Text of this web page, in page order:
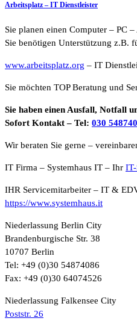
Arbeitsplatz – IT Dienstleister
Sie planen einen Computer – PC
Sie benötigen Unterstützung z.B.
www.arbeitsplatz.org – IT
Sie möchten TOP Beratung und
Sie haben einen Ausfall, Notfall
Sofort Kontakt – Tel: 030
Wir beraten Sie gerne –
IT Firma – Systemhaus IT – Ihr
IHR Servicemitarbeiter – IT &
https://www.systemhaus.it
Niederlassung Berlin City
Brandenburgische Str. 38
10707 Berlin
Tel: +49 (0)30 54874086
Fax: +49 (0)30 64074526
Niederlassung Falkensee City
Poststr. 26